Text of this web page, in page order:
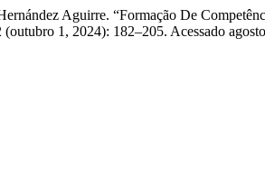
Aguirre. “Formação De
(outubro 1, 2024): 182–205. Acessado